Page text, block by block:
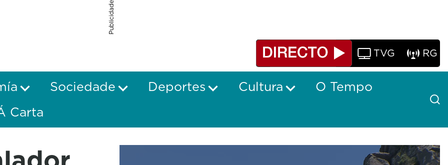
Publicidade
TVG RG
Sociedade Deportes Cultura
O Tempo
Carta